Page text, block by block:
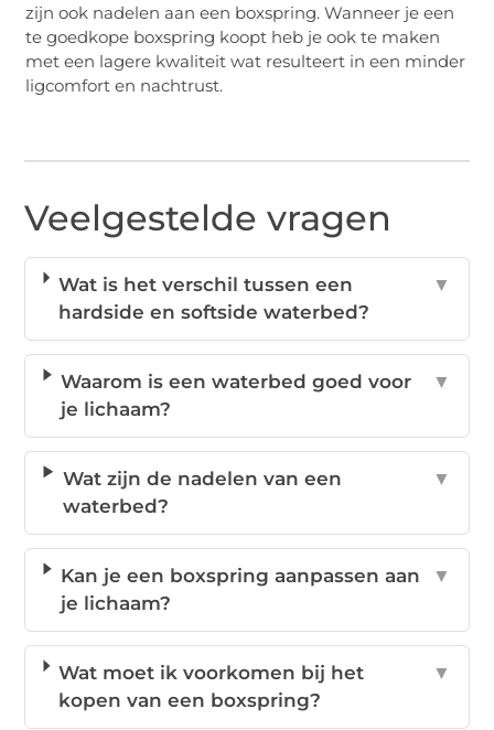
zijn ook nadelen aan een boxspring. Wanneer je een
te goedkope boxspring koopt heb je ook te maken
met een lagere kwaliteit wat resulteert in een minder
ligcomfort en nachtrust.
Veelgestelde vragen
Wat is het verschil tussen een
hardside en softside waterbed?
▼
Waarom is een waterbed goed voor
je lichaam?
▼
Wat zijn de nadelen van een
waterbed?
▼
Kan je een boxspring aanpassen aan
je lichaam?
▼
Wat moet ik voorkomen bij het
kopen van een boxspring?
▼